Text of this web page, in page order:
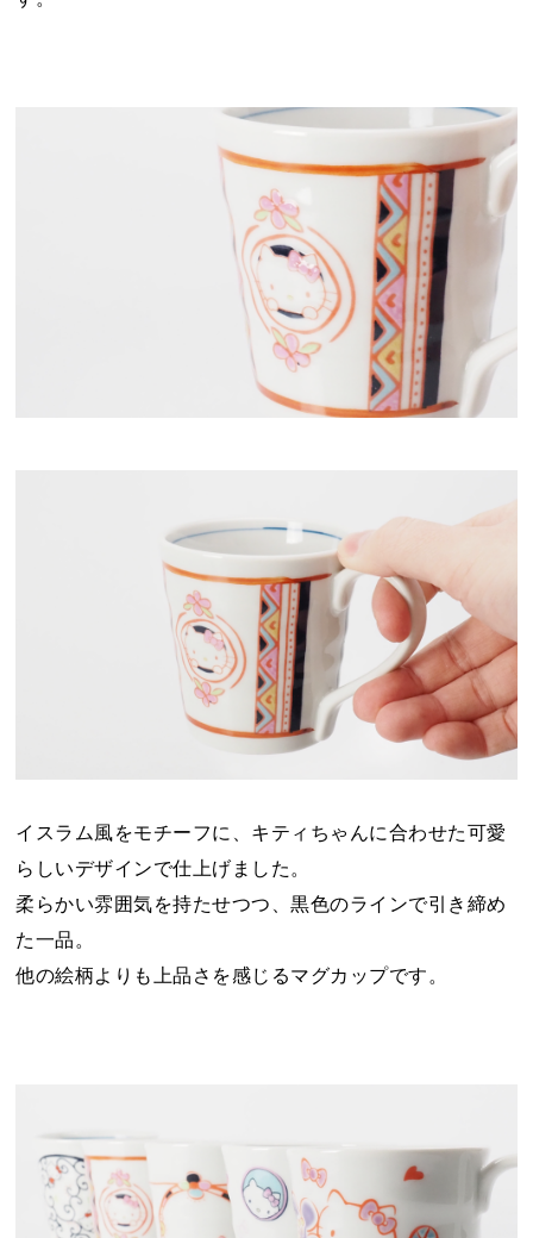
イスラム風をモチーフに、キティちゃんに合わせた可愛
らしいデザインで仕上げました。
柔らかい雰囲気を持たせつつ、黒色のラインで引き締め
た一品。
他の絵柄よりも上品さを感じるマグカップです。